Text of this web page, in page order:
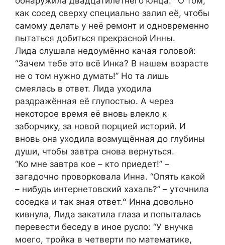
как сосед сверху специально залил её, чтобы
самому делать у неё ремонт и одновременно
пытаться добиться прекрасной Инны.
Лида слушала недоумённо качая головой:
“Зачем тебе это всё Инка? В нашем возрасте
не о том нужно думать!” Но та лишь
смеялась в ответ. Лида уходила
раздражённая её глупостью. А через
некоторое время её вновь влекло к
заборчику, за новой порцией историй. И
вновь она уходила возмущённая до глубины
души, чтобы завтра снова вернуться.
“Ко мне завтра кое – кто приедет!” –
загадочно проворковала Инна. “Опять какой
– нибудь интернетовский хахаль?” – уточнила
соседка и так зная ответ.° Инна довольно
кивнула, Лида закатила глаза и попыталась
перевести беседу в иное русло: “У внучка
моего, тройка в четверти по математике,